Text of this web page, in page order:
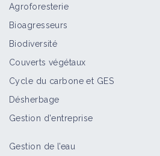
Agroforesterie
Bioagresseurs
Biodiversité
Couverts végétaux
Cycle du carbone et GES
Désherbage
Gestion d'entreprise
Gestion de l’eau